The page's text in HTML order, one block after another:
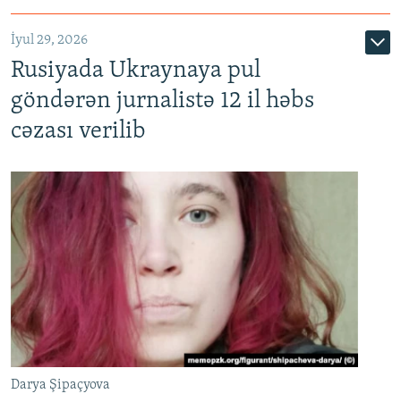
İyul 29, 2026
Rusiyada Ukraynaya pul
göndərən jurnalistə 12 il həbs
cəzası verilib
Darya Şipaçyova